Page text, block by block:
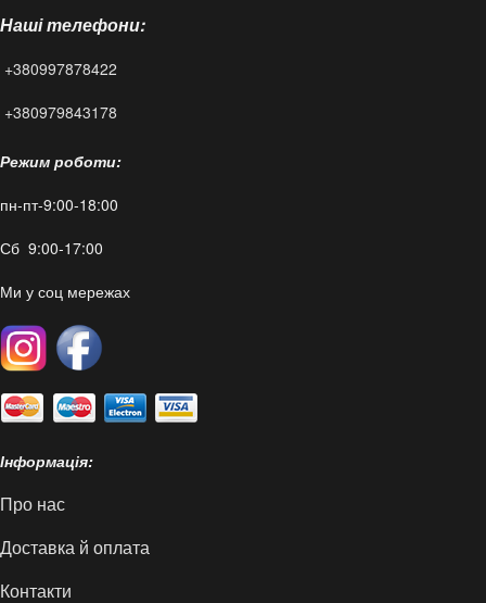
Статті
FAQ
Наші телефони:
+380997878422
+380979843178
Режим роботи:
пн-пт-9:00-18:00
Сб 9:00-17:00
Ми у соц мережах
Інформація:
Про нас
Доставка й оплата
Контакти